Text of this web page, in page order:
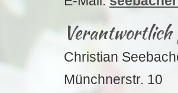
Verantwortlich
Christian
Münchnerstr. 10